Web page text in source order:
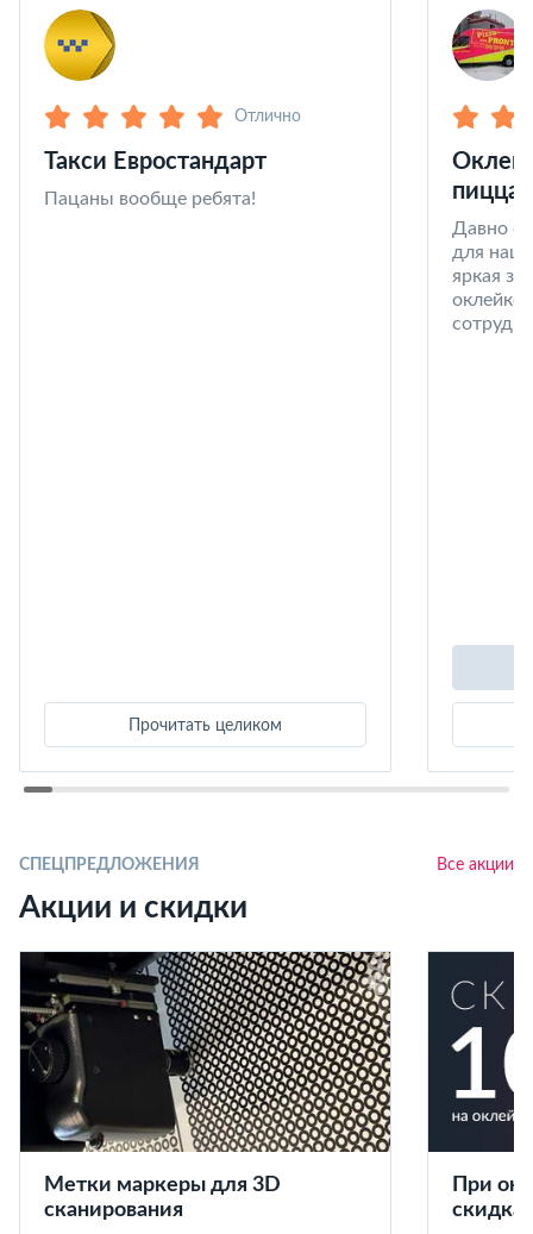
Отлично
Такси Евростандарт
Пацаны вообще ребята!
Прочитать целиком
пицца
Давно
для
яркая
оклейке
СПЕЦПРЕДЛОЖЕНИЯ Все акции
Акции и скидки
Метки маркеры для 3D
сканирования
При
скидка